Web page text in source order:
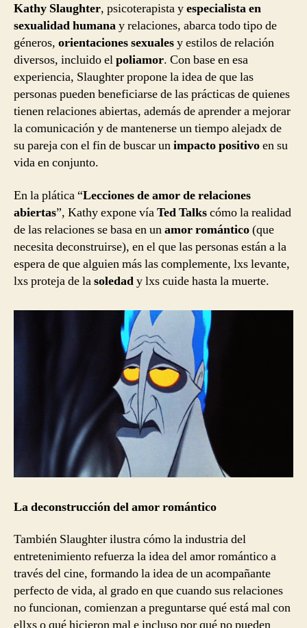
Kathy Slaughter, psicoterapista yespecialista en
sexualidad humanay relaciones, abarca todo tipo de
géneros, orientaciones sexualesy estilos de relación
diversos, incluido elpoliamor. Con base en esa
experiencia, Slaughter propone la idea de que las
personas pueden beneficiarse de las prácticas de quienes
tienen relaciones abiertas, además de aprender a mejorar
la comunicación y de mantenerse un tiempo alejadx de
su pareja con el fin de buscar unimpacto positivoen su
vida en conjunto.
En la plática “Lecciones de amor de relaciones
abiertas”, Kathy expone víaTed Talkscómo la realidad
de las relaciones se basa en unamor romántico(que
necesita deconstruirse), en el que las personas están a la
espera de que alguien más las complemente, lxs levante,
lxs proteja de lasoledady lxs cuide hasta la muerte.
La deconstrucción del amor romántico
También Slaughter ilustra cómo la industria del
entretenimiento refuerza la idea del amor romántico a
través del cine, formando la idea de un acompañante
perfecto de vida, al grado en que cuando sus relaciones
no funcionan, comienzan a preguntarse qué está mal con